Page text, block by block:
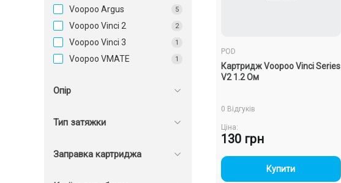
Voopoo Argus 5
Voopoo Vinci 2 2
Voopoo Vinci 3 1
Voopoo VMATE 1
Опір
Тип затяжки
Заправка картриджа
POD
Картридж Voopoo Vinci Series
V2 1.2 Ом
0 Відгуків
Ціна:
130 грн
- +
Купити